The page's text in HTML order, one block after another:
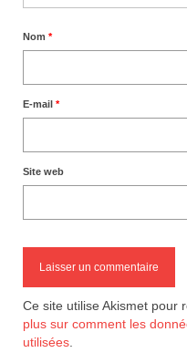
Nom *
E-mail *
Site web
Ce site utilise Akismet pour
plus sur comment les
utilisées